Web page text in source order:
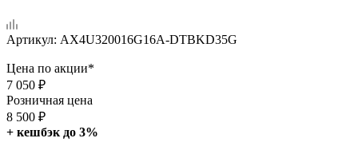
Артикул: AX4U320016G16A-DTBKD35G
Цена по акции*
7 050 ₽
Розничная цена
8 500 ₽
+ кешбэк до 3%